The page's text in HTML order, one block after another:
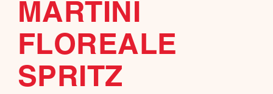
MARTINI
FLOREALE
SPRITZ